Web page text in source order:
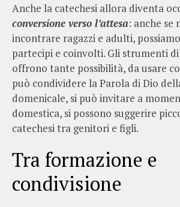
Anche la catechesi allora diventa
conversione verso l’attesa: anche se
incontrare ragazzi e adulti,
partecipi e coinvolti. Gli strumenti
offrono tante possibilità, da usare
può condividere la Parola di Dio
domenicale, si può invitare a
domestica, si possono suggerire
catechesi tra genitori e figli.
Tra formazione e
condivisione